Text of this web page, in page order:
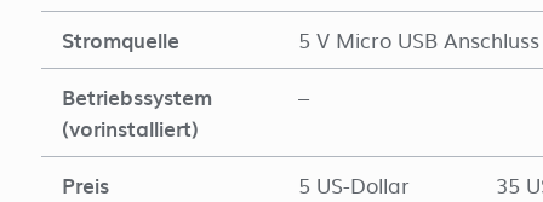
Stromquelle 5 V Micro USB Anschluss
Betriebssystem
(vorinstalliert)
–
Preis 5 US-Dollar 35